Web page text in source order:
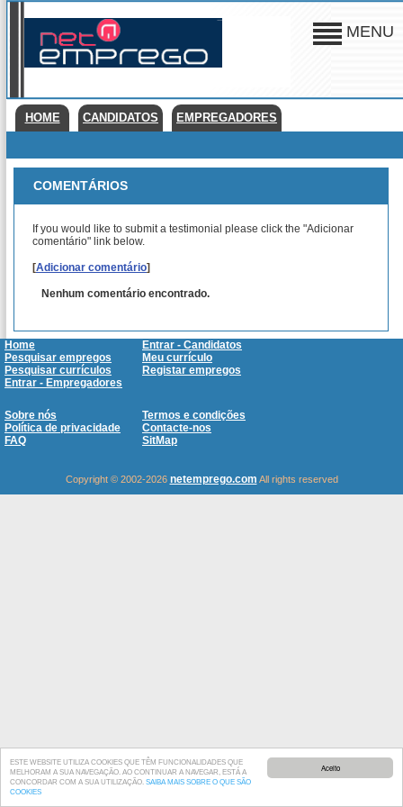
Aceito
ESTE WEBSITE UTILIZA COOKIES QUE TÊM FUNCIONALIDADES QUE
MELHORAM A SUA NAVEGAÇÃO. AO CONTINUAR A NAVEGAR, ESTÁ A
CONCORDAR COM A SUA UTILIZAÇÃO. SAIBA MAIS SOBRE O QUE SÃO
COOKIES
MENU
HOME CANDIDATOS EMPREGADORES
COMENTÁRIOS
If you would like to submit a testimonial please click the "Adicionar
comentário" link below.
[Adicionar comentário]
Nenhum comentário encontrado.
Home
Entrar - Candidatos
Pesquisar empregos
Meu currículo
Pesquisar currículos
Registar empregos
Entrar - Empregadores
Sobre nós
Termos e condições
Política de privacidade
Contacte-nos
FAQ
SitMap
Copyright © 2002-2026 netemprego.com All rights reserved